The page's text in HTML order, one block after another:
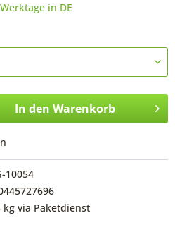
in DE
In den Warenkorb
10054
kg via Paketdienst